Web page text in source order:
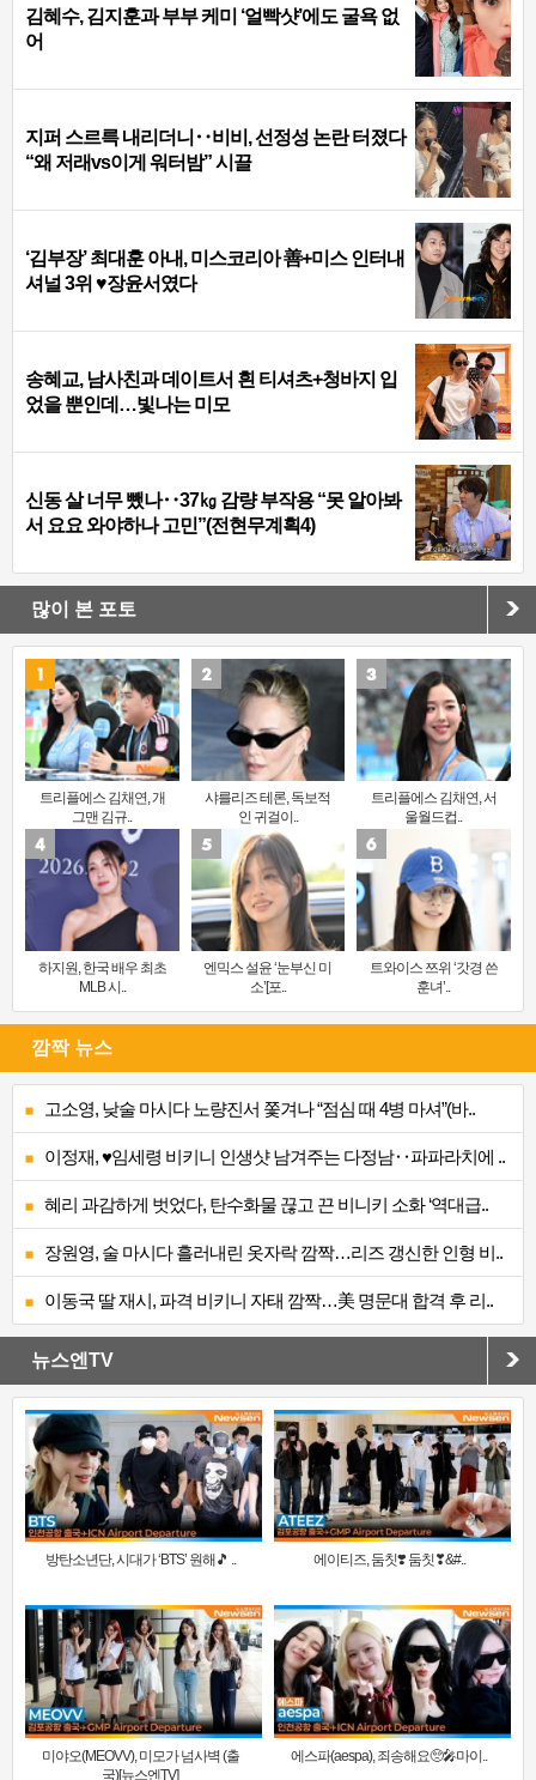
김혜수, 김지훈과 부부 케미 ‘얼빡샷’에도 굴욕 없
어
지퍼 스르륵 내리더니‥비비, 선정성 논란 터졌다
“왜 저래vs이게 워터밤” 시끌
‘김부장’ 최대훈 아내, 미스코리아 善+미스 인터내
셔널 3위 ♥장윤서였다
송혜교, 남사친과 데이트서 흰 티셔츠+청바지 입
었을 뿐인데…빛나는 미모
신동 살 너무 뺐나‥37㎏ 감량 부작용 “못 알아봐
서 요요 와야하나 고민”(전현무계획4)
많이 본 포토
트리플에스 김채연, 개
그맨 김규..
샤를리즈 테론, 독보적
인 귀걸이..
트리플에스 김채연, 서
울월드컵..
하지원, 한국 배우 최초
MLB 시..
엔믹스 설윤 ‘눈부신 미
소’[포..
트와이스 쯔위 ‘갓경 쓴
훈녀’..
깜짝 뉴스
고소영, 낮술 마시다 노량진서 쫓겨나 “점심 때 4병 마셔”(바..
이정재, ♥임세령 비키니 인생샷 남겨주는 다정남‥파파라치에 ..
혜리 과감하게 벗었다, 탄수화물 끊고 끈 비니키 소화 ‘역대급..
장원영, 술 마시다 흘러내린 옷자락 깜짝…리즈 갱신한 인형 비..
이동국 딸 재시, 파격 비키니 자태 깜짝…美 명문대 합격 후 리..
뉴스엔TV
방탄소년단, 시대가 ‘BTS’ 원해🎵 .. 에이티즈, 둠칫❣️ 둠칫❣&#..
미야오(MEOVV), 미모가 넘사벽 (출
국)[뉴스엔TV]
에스파(aespa), 죄송해요🥺🎤마이..